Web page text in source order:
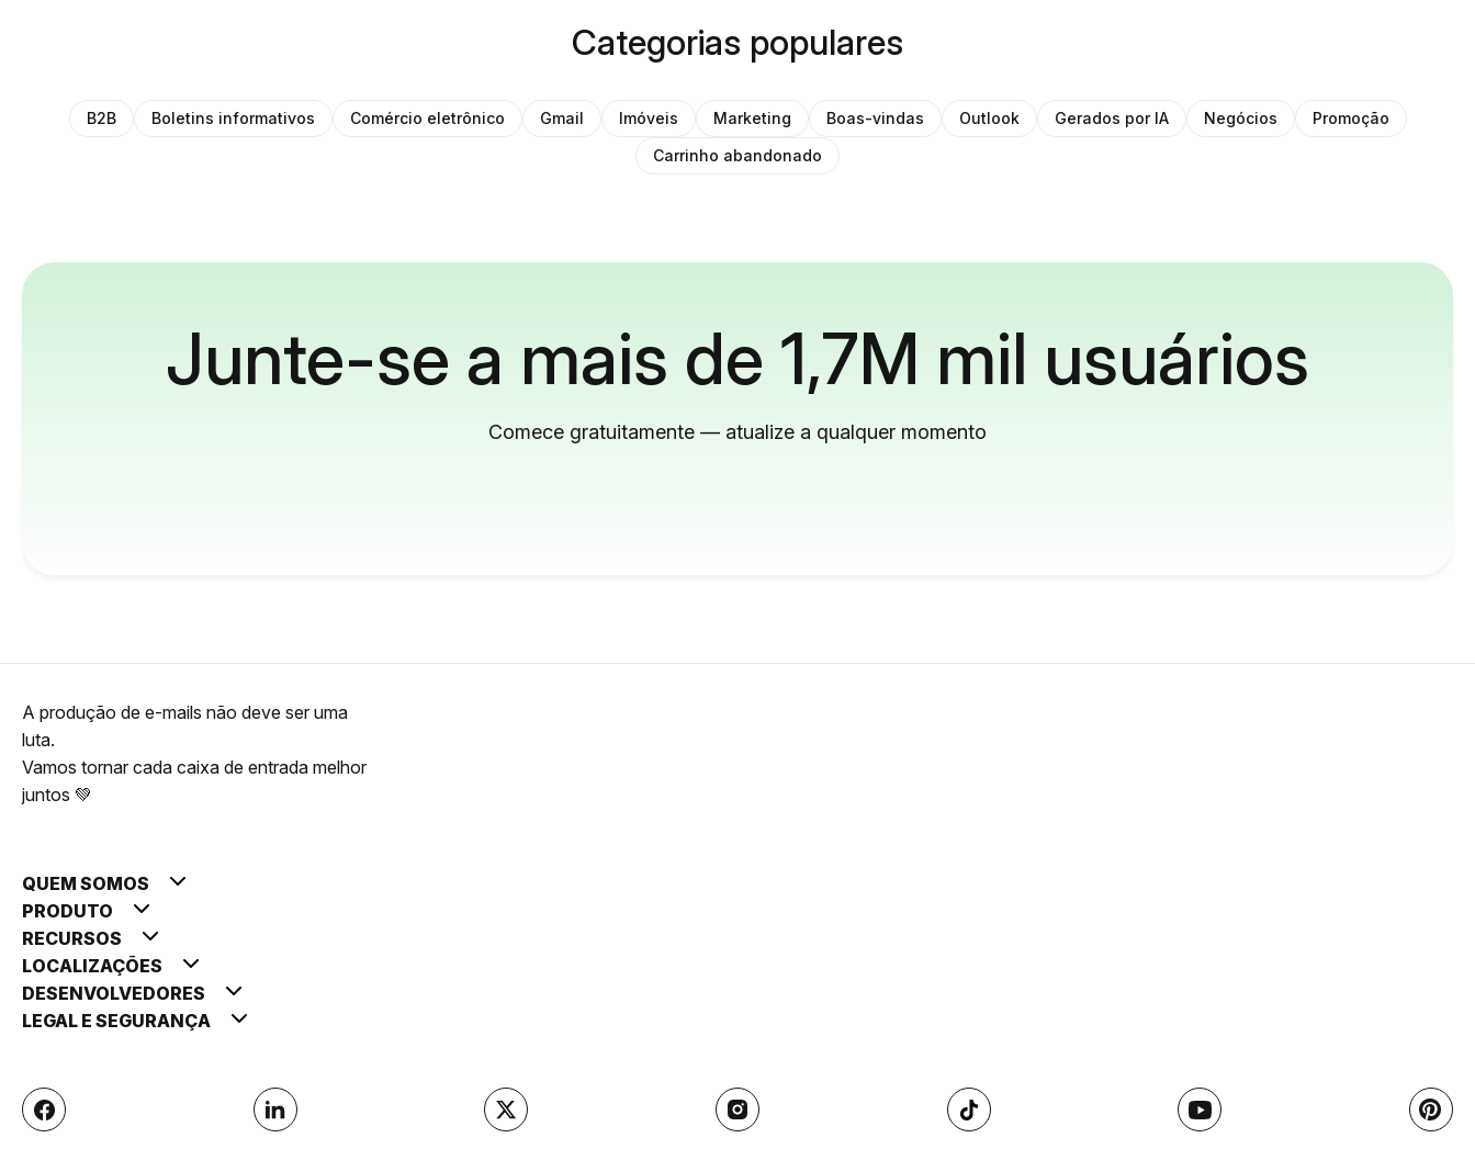
Categorias populares
B2B Boletins informativos Comércio eletrônico Gmail Imóveis Marketing Boas-vindas Outlook Gerados por IA Negócios
Promoção
Carrinho abandonado
Junte-se a mais de 1,7M mil usuários
Comece gratuitamente — atualize a qualquer momento
A produção de e-mails não deve ser uma
luta.
Vamos tornar cada caixa de entrada melhor
juntos 💚
QUEM SOMOS
PRODUTO
RECURSOS
LOCALIZAÇÕES
DESENVOLVEDORES
LEGAL E SEGURANÇA